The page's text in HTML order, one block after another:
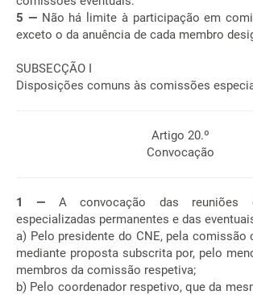
5 —Não há limite à participação em
exceto o da anuência de cada membro
SUBSECÇÃO I
Disposições comuns às comissões
Artigo 20.º
Convocação
1 — A convocação das reuniões
especializadas permanentes e das
a) Pelo presidente do CNE, pela comissão
mediante proposta subscrita por, pelo
membros da comissão respetiva;
b) Pelo coordenador respetivo, que da